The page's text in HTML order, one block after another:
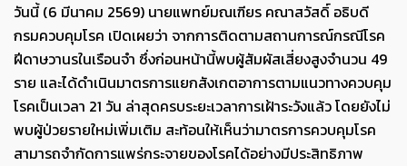
วันนี้ (6 มีนาคม 2569) นายแพทย์มณเฑียร คณาสวัสดิ์ อธิบดี
กรมควบคุมโรค เปิดเผยว่า จากการติดตามสถานการณ์กรณีโรค
ฝีดาษวานรในเรือนจำ ซึ่งก่อนหน้านี้พบผู้สัมผัสเสี่ยงสูงจำนวน 49
ราย และได้ดำเนินมาตรการแยกสังเกตอาการตามแนวทางควบคุม
โรคเป็นเวลา 21 วัน ล่าสุดครบระยะเวลาการเฝ้าระวังแล้ว โดยยังไม่
พบผู้ป่วยรายใหม่เพิ่มเติม สะท้อนให้เห็นว่ามาตรการควบคุมโรค
สามารถจำกัดการแพร่กระจายของโรคได้อย่างมีประสิทธิภาพ